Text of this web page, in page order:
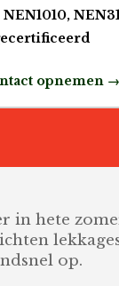
NEN1010,
opnemen →
in hete
op.